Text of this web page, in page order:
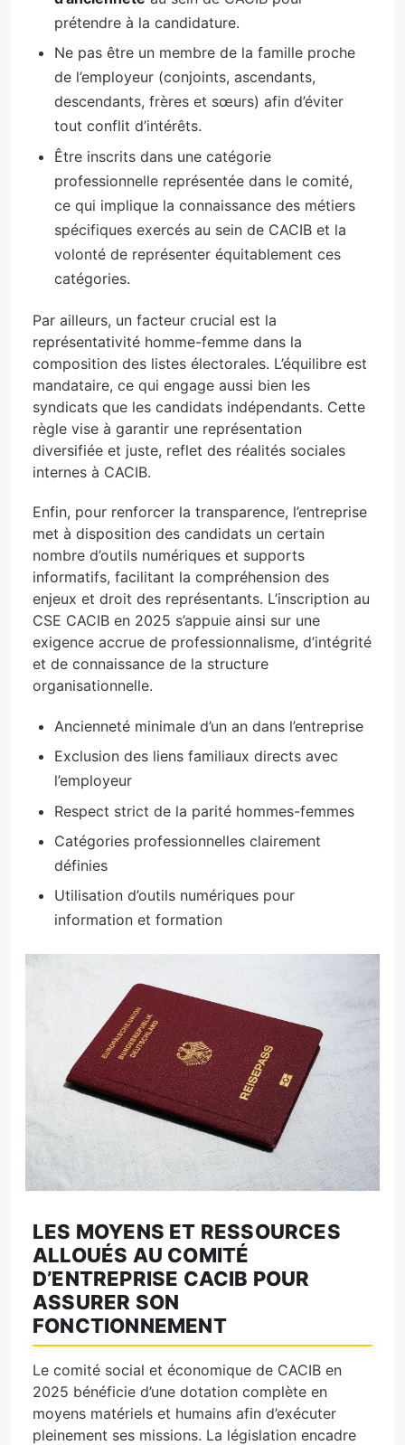
prétendre à la candidature.
Ne pas être un membre de la famille proche
de l’employeur (conjoints, ascendants,
descendants, frères et sœurs) afin d’éviter
tout conflit d’intérêts.
Être inscrits dans une catégorie
professionnelle représentée dans le comité,
ce qui implique la connaissance des métiers
spécifiques exercés au sein de CACIB et la
volonté de représenter équitablement ces
catégories.
Par ailleurs, un facteur crucial est la
représentativité homme-femme dans la
composition des listes électorales. L’équilibre est
mandataire, ce qui engage aussi bien les
syndicats que les candidats indépendants. Cette
règle vise à garantir une représentation
diversifiée et juste, reflet des réalités sociales
internes à CACIB.
Enfin, pour renforcer la transparence, l’entreprise
met à disposition des candidats un certain
nombre d’outils numériques et supports
informatifs, facilitant la compréhension des
enjeux et droit des représentants. L’inscription au
CSE CACIB en 2025 s’appuie ainsi sur une
exigence accrue de professionnalisme, d’intégrité
et de connaissance de la structure
organisationnelle.
Ancienneté minimale d’un an dans l’entreprise
Exclusion des liens familiaux directs avec
l’employeur
Respect strict de la parité hommes-femmes
Catégories professionnelles clairement
définies
Utilisation d’outils numériques pour
information et formation
LES MOYENS ET RESSOURCES
ALLOUÉS AU COMITÉ
D’ENTREPRISE CACIB POUR
ASSURER SON
FONCTIONNEMENT
Le comité social et économique de CACIB en
2025 bénéficie d’une dotation complète en
moyens matériels et humains afin d’exécuter
pleinement ses missions. La législation encadre